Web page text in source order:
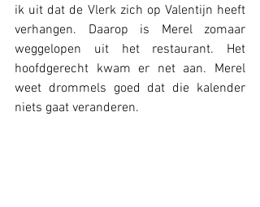
ik uit dat de Vlerk zich op Valentijn heeft
verhangen. Daarop is Merel zomaar
weggelopen uit het restaurant. Het
hoofdgerecht kwam er net aan. Merel
weet drommels goed dat die kalender
niets gaat veranderen.